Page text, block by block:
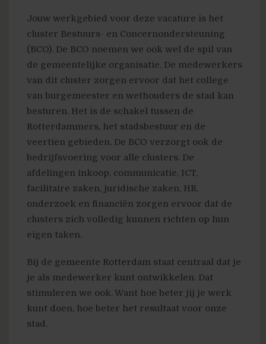
Jouw werkgebied voor deze vacature is het
cluster Bestuurs- en Concernondersteuning
(BCO). De BCO noemen we ook wel de spil van
de gemeentelijke organisatie. De medewerkers
van dit cluster zorgen ervoor dat het college
van burgemeester en wethouders de stad kan
besturen. Het is de schakel tussen de
Rotterdammers, het stadsbestuur en de
veertien gebieden. De BCO verzorgt ook de
bedrijfsvoering voor alle clusters. De
afdelingen inkoop, communicatie, ICT,
facilitaire zaken, juridische zaken, HR,
onderzoek en financiën zorgen ervoor dat de
clusters zich volledig kunnen richten op hun
eigen taken.
Bij de gemeente Rotterdam staat centraal dat je
je als medewerker kunt ontwikkelen. Dat
stimuleren we ook. Want hoe beter jij je werk
kunt doen, hoe beter het resultaat voor onze
stad.